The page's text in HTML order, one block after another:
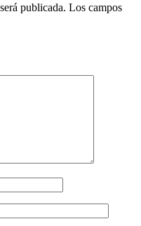
publicada. Los campos